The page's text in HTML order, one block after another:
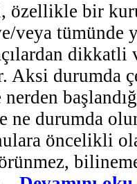
özellikle bir
veya tümünde
açılardan
Aksi durumda
ne durumda
öncelikli